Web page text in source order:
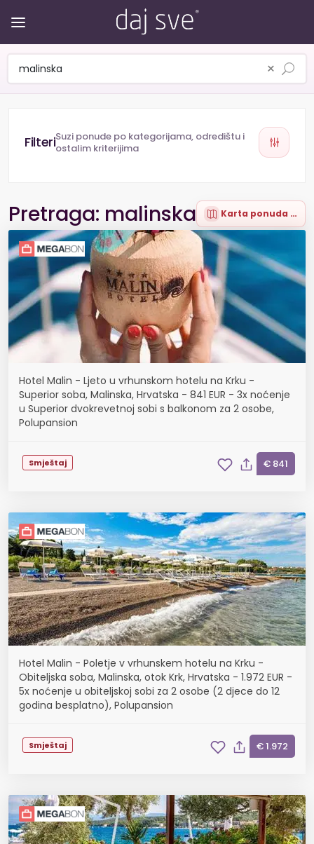
×
Suzi ponude po kategorijama, odredištu i
ostalim kriterijima
Pretraga: malinska Karta ponuda (12)
Hotel Malin - Ljeto u vrhunskom hotelu na Krku -
Superior soba, Malinska, Hrvatska - 841 EUR - 3x noćenje
u Superior dvokrevetnoj sobi s balkonom za 2 osobe,
Polupansion
Smještaj € 841
Hotel Malin - Poletje v vrhunskem hotelu na Krku -
Obiteljska soba, Malinska, otok Krk, Hrvatska - 1.972 EUR -
5x noćenje u obiteljskoj sobi za 2 osobe (2 djece do 12
godina besplatno), Polupansion
Smještaj € 1.972